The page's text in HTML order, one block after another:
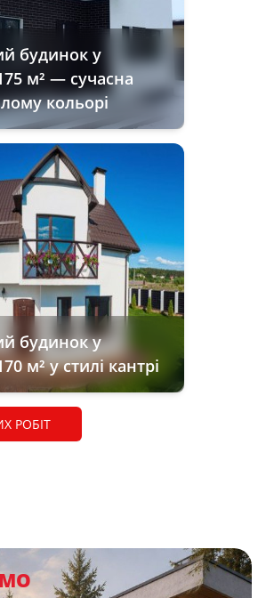
будинок у
м² — сучасна
кольорі
будинок у
м² у стилі кантрі
РОБІТ